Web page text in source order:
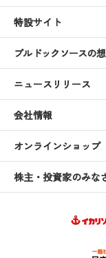
特設サイト
ブルドックソースの
ニュースリリース
会社情報
オンラインショップ
株主・投資家のみな